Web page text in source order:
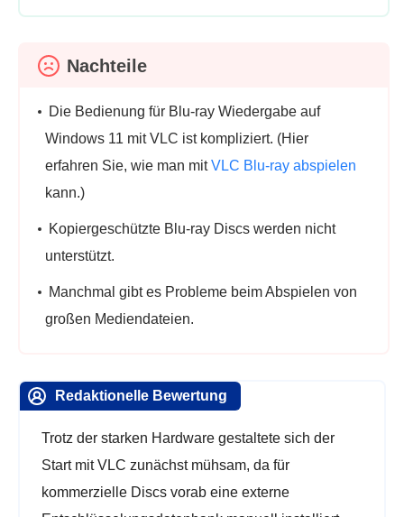
Nachteile
Die Bedienung für Blu-ray Wiedergabe auf
Windows 11 mit VLC ist kompliziert. (Hier
erfahren Sie, wie man mitVLC Blu-ray abspielen
kann.)
Kopiergeschützte Blu-ray Discs werden nicht
unterstützt.
Manchmal gibt es Probleme beim Abspielen von
großen Mediendateien.
Redaktionelle Bewertung
Trotz der starken Hardware gestaltete sich der
Start mit VLC zunächst mühsam, da für
kommerzielle Discs vorab eine externe